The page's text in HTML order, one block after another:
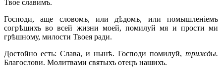
Твое славимъ.
Господи, аще словомъ, или дѣдомъ, или помышленіемъ
согрѣшихъ во всей жизни моей, помилуй мя и прости ми
грѣшному, милости Твоея ради.
Достойно есть: Слава, и нынѣ. Господи помилуй, трижды.
Благослови. Молитвами святыхъ отецъ нашихъ.